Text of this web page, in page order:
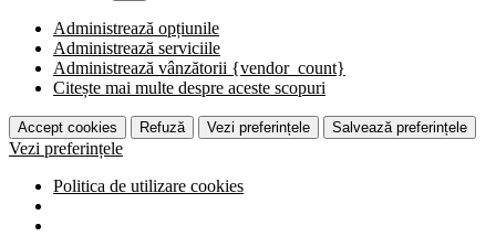
Administrează opțiunile
Administrează serviciile
Administrează vânzătorii {vendor_count}
Citește mai multe despre aceste scopuri
Accept cookies Refuză Vezi preferințele Salvează preferințele
Vezi preferințele
Politica de utilizare cookies